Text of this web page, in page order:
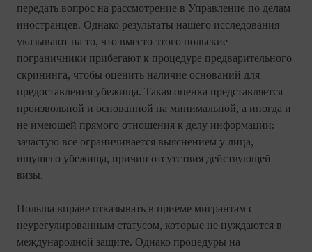
передать вопрос на рассмотрение в Управление по делам
иностранцев. Однако результаты нашего исследования
указывают на то, что вместо этого польские
пограничники прибегают к процедуре предварительного
скрининга, чтобы оценить наличие оснований для
предоставления убежища. Такая оценка представляется
произвольной и основанной на минимальной, а иногда и
не имеющей прямого отношения к делу информации;
зачастую все ограничивается выяснением у лица,
ищущего убежища, причин отсутствия действующей
визы.
Польша вправе отказывать в приеме мигрантам с
неурегулированным статусом, которые не нуждаются в
международной защите. Однако процедуры на